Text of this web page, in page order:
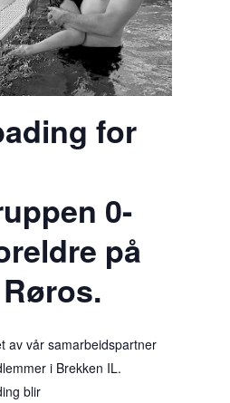
for
0-
på
av vår samarbeidspartner
i Brekken IL.
blir